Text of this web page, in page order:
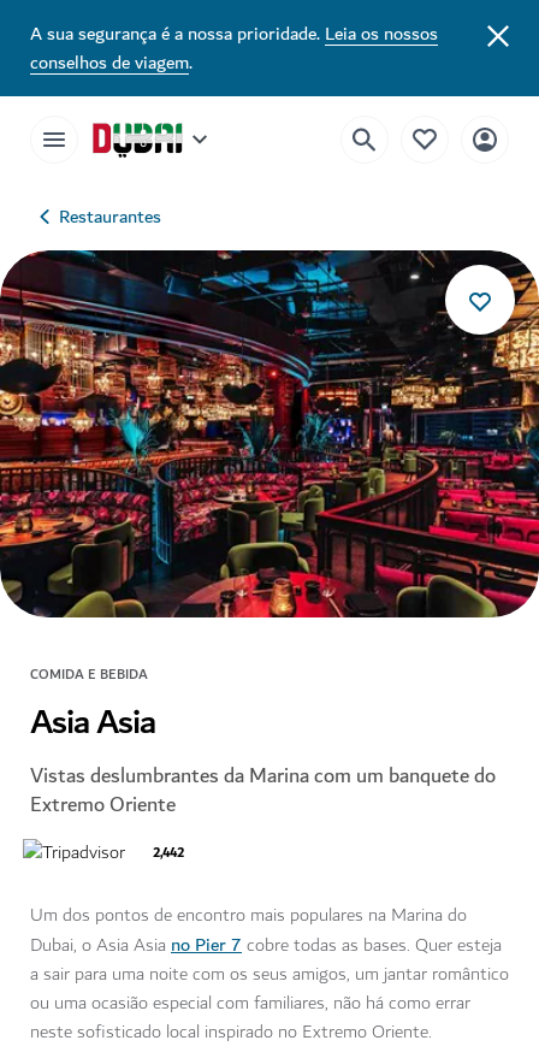
A sua segurança é a nossa prioridade.Leia os nossos
conselhos de viagem.
Restaurantes
COMIDA E BEBIDA
Asia Asia
Vistas deslumbrantes da Marina com um banquete do
Extremo Oriente
2,442
Um dos pontos de encontro mais populares na Marina do
Dubai, o Asia Asia no Pier 7cobre todas as bases. Quer esteja
a sair para uma noite com os seus amigos, um jantar romântico
ou uma ocasião especial com familiares, não há como errar
neste sofisticado local inspirado no Extremo Oriente.